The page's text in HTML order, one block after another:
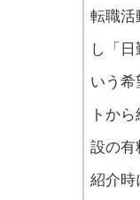
転職活
し「
いう希
トか
設の有
紹介時